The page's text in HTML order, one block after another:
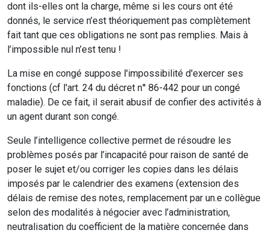
dont ils-elles ont la charge, même si les cours ont été
donnés, le service n’est théoriquement pas complètement
fait tant que ces obligations ne sont pas remplies. Mais à
l’impossible nul n’est tenu !
La mise en congé suppose l'impossibilité d'exercer ses
fonctions (cf l'art. 24 du décret n° 86-442 pour un congé
maladie). De ce fait, il serait abusif de confier des activités à
un agent durant son congé.
Seule l’intelligence collective permet de résoudre les
problèmes posés par l’incapacité pour raison de santé de
poser le sujet et/ou corriger les copies dans les délais
imposés par le calendrier des examens (extension des
délais de remise des notes, remplacement par un.e collègue
selon des modalités à négocier avec l’administration,
neutralisation du coefficient de la matière concernée dans